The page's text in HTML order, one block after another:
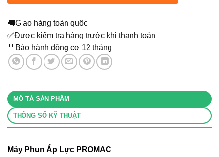
🚚Giao hàng toàn quốc
✅Được kiểm tra hàng trước khi thanh toán
🏅 Bảo hành động cơ 12 tháng
MÔ TẢ SẢN PHẨM
THÔNG SỐ KỸ THUẬT
Máy Phun Áp Lực PROMAC